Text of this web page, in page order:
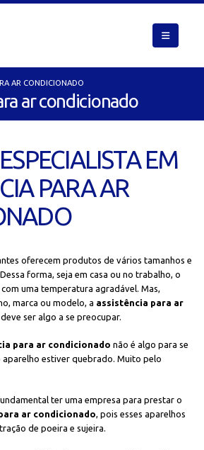
AR CONDICIONADO
ar condicionado
EM
PARA AR
oferecem produtos de vários tamanhos e
forma, seja em casa ou no trabalho, o
uma temperatura agradável. Mas,
marca ou modelo, a assistência para ar
ser algo a se preocupar.
para ar condicionado não é algo para se
aparelho estiver quebrado. Muito pelo
ter uma empresa para prestar o
ar condicionado, pois esses aparelhos
de poeira e sujeira.